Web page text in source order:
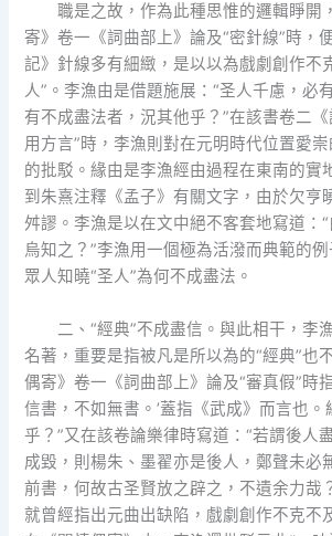
職是之故，作為此種思惟的邏輯睜開
寄》卷一《詞曲部上》論及“密針線”時，
記》針線多有細緻，是以以為戲劇創作不
人”。李漁由是借題施展：“圣人千慮，必
有不成盡法者，況其他乎？”在該書卷二
用方言”時，李漁則對在元明時代位置愛
的批駁。緣由是李漁經由過程在東南的實
到朱熹注釋《孟子》有關文字，由於欠亨
舛謬。李漁是以在文中絕不客套地寫道：
烏知之？”李漁用一個極為活潑而典範的
眾人知曉“圣人”為何不成盡法。
二、“經典”不成盡信。與此相干，李
名著，重要是指被凡是所以為的“經典”也
偶寄》卷一《詞曲部上》論及“審真假”時
信書，不如無書。’蓋指《武成》而言也。
乎？”又在該卷論樂律時寫道：“若謂後人
成毀，則楊朱、墨翟亦是後人，鄭聲未必
前書，何故古圣賢放之辟之，不遺余力哉
就曾經指出元曲出缺陷，戲劇創作不克不